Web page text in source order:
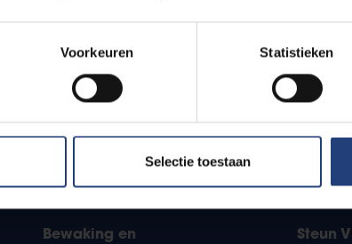
Voorkeuren Statistieken
Selectie toestaan
Bewaking en
Steun